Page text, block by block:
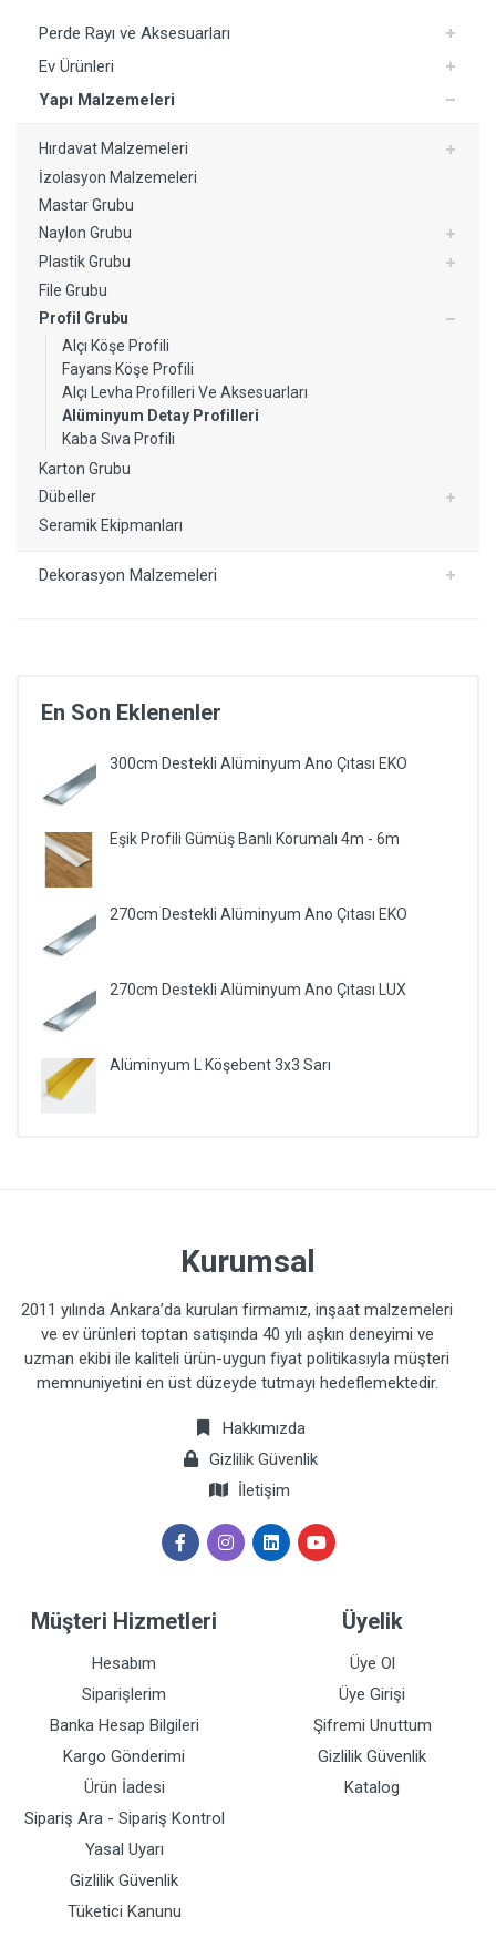
Perde Rayı ve Aksesuarları
Ev Ürünleri
Yapı Malzemeleri
Hırdavat Malzemeleri
İzolasyon Malzemeleri
Mastar Grubu
Naylon Grubu
Plastik Grubu
File Grubu
Profil Grubu
Alçı Köşe Profili
Fayans Köşe Profili
Alçı Levha Profilleri Ve Aksesuarları
Alüminyum Detay Profilleri
Kaba Sıva Profili
Karton Grubu
Dübeller
Seramik Ekipmanları
Dekorasyon Malzemeleri
En Son Eklenenler
300cm Destekli Alüminyum Ano Çıtası EKO
Eşik Profili Gümüş Banlı Korumalı 4m - 6m
270cm Destekli Alüminyum Ano Çıtası EKO
270cm Destekli Alüminyum Ano Çıtası LUX
Alüminyum L Köşebent 3x3 Sarı
Kurumsal
2011 yılında Ankara’da kurulan firmamız, inşaat malzemeleri
ve ev ürünleri toptan satışında 40 yılı aşkın deneyimi ve
uzman ekibi ile kaliteli ürün-uygun fiyat politikasıyla müşteri
memnuniyetini en üst düzeyde tutmayı hedeflemektedir.
Hakkımızda
Gizlilik Güvenlik
İletişim
Müşteri Hizmetleri
Hesabım
Siparişlerim
Banka Hesap Bilgileri
Kargo Gönderimi
Ürün İadesi
Sipariş Ara - Sipariş Kontrol
Yasal Uyarı
Gizlilik Güvenlik
Tüketici Kanunu
Üyelik
Üye Ol
Üye Girişi
Şifremi Unuttum
Gizlilik Güvenlik
Katalog